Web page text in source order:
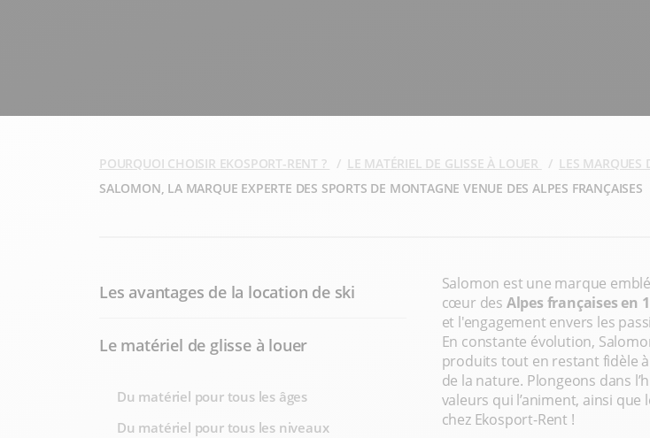
POURQUOI CHOISIR EKOSPORT-RENT ? LE MATÉRIEL DE GLISSE À LOUER
LES MARQUES
SALOMON, LA MARQUE EXPERTE DES SPORTS DE MONTAGNE VENUE DES ALPES FRANÇAISES
Les avantages de la location de ski
Le matériel de glisse à louer
Du matériel pour tous les âges
Du matériel pour tous les niveaux
Salomon est une marque
cœur des Alpes françaises en
et l'engagement envers les
En constante évolution,
produits tout en restant fidèle
de la nature. Plongeons dans
valeurs qui l’animent, ainsi
chez Ekosport-Rent !